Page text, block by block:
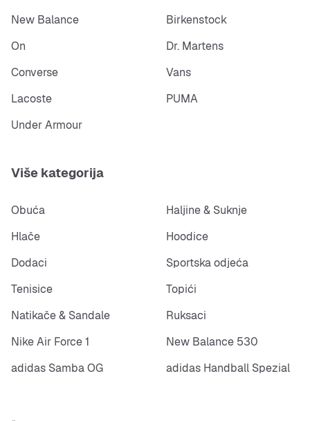
New Balance
Birkenstock
On
Dr. Martens
Converse
Vans
Lacoste
PUMA
Under Armour
Više kategorija
Obuća
Haljine & Suknje
Hlače
Hoodice
Dodaci
Sportska odjeća
Tenisice
Topići
Natikače & Sandale
Ruksaci
Nike Air Force 1
New Balance 530
adidas Samba OG
adidas Handball Spezial